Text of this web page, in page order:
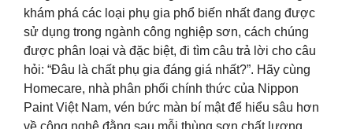
khám phá các loại phụ gia phổ biến nhất đang được
sử dụng trong ngành công nghiệp sơn, cách chúng
được phân loại và đặc biệt, đi tìm câu trả lời cho câu
hỏi: “Đâu là chất phụ gia đáng giá nhất?”. Hãy cùng
Homecare, nhà phân phối chính thức của Nippon
Paint Việt Nam, vén bức màn bí mật để hiểu sâu hơn
về công nghệ đằng sau mỗi thùng sơn chất lượng,